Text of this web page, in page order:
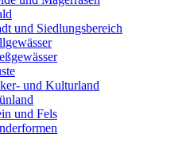
und Siedlungsbereich
und Kulturland
und Fels